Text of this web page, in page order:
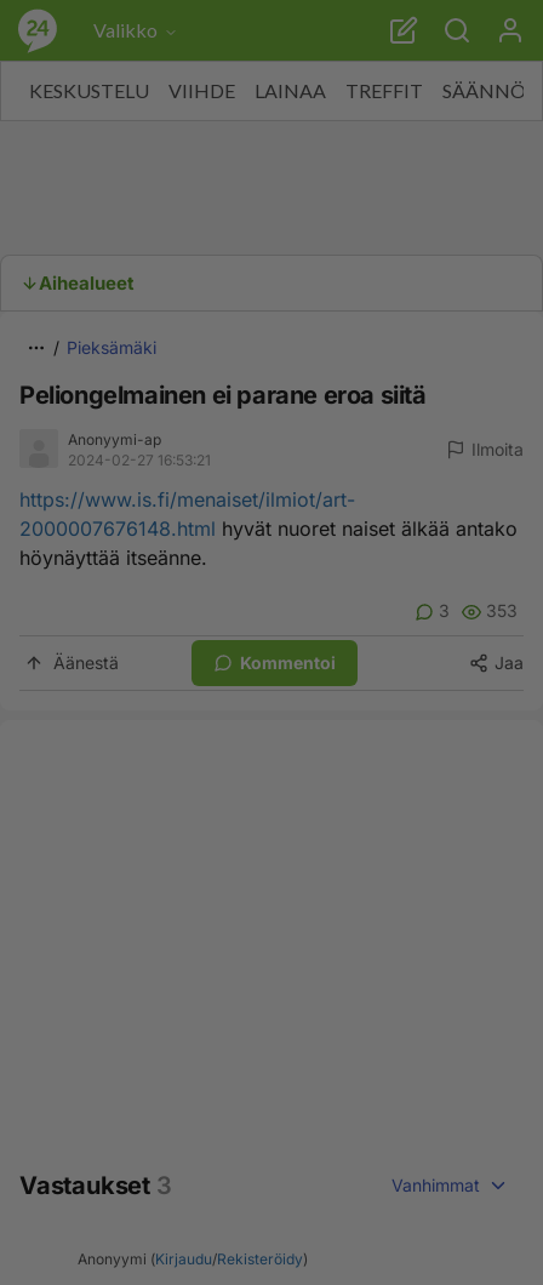
Valikko
KESKUSTELU VIIHDE LAINAA TREFFIT SÄÄNNÖT
Aihealueet
Pieksämäki
Peliongelmainen ei parane eroa siitä
Anonyymi-ap
2024-02-27 16:53:21
Ilmoita
https://www.is.fi/menaiset/ilmiot/art-
2000007676148.html hyvät nuoret naiset älkää antako
höynäyttää itseänne.
3 353
Äänestä Kommentoi Jaa
Vastaukset 3 Vanhimmat
Anonyymi (Kirjaudu/Rekisteröidy)